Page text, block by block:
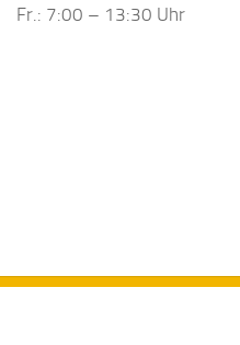
Fr.: 7:00 – 13:30 Uhr